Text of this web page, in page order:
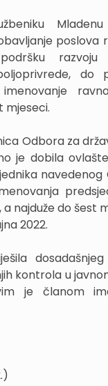
poslova
razvoju
do
mjeseci.
Odbora za
je dobila
a najduže do šest
2022.
kontrola u
je članom